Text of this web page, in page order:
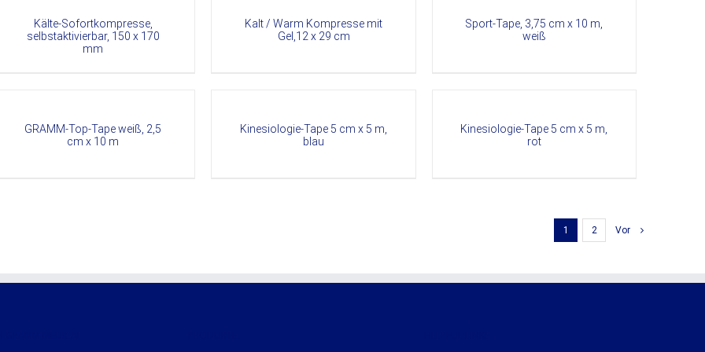
Kälte-Sofortkompresse,
selbstaktivierbar, 150 x 170
mm
Kalt / Warm Kompresse mit
Gel,12 x 29 cm
Sport-Tape, 3,75 cm x 10 m,
weiß
GRAMM-Top-Tape weiß, 2,5
cm x 10 m
Kinesiologie-Tape 5 cm x 5 m,
blau
Kinesiologie-Tape 5 cm x 5 m,
rot
1 2 Vor